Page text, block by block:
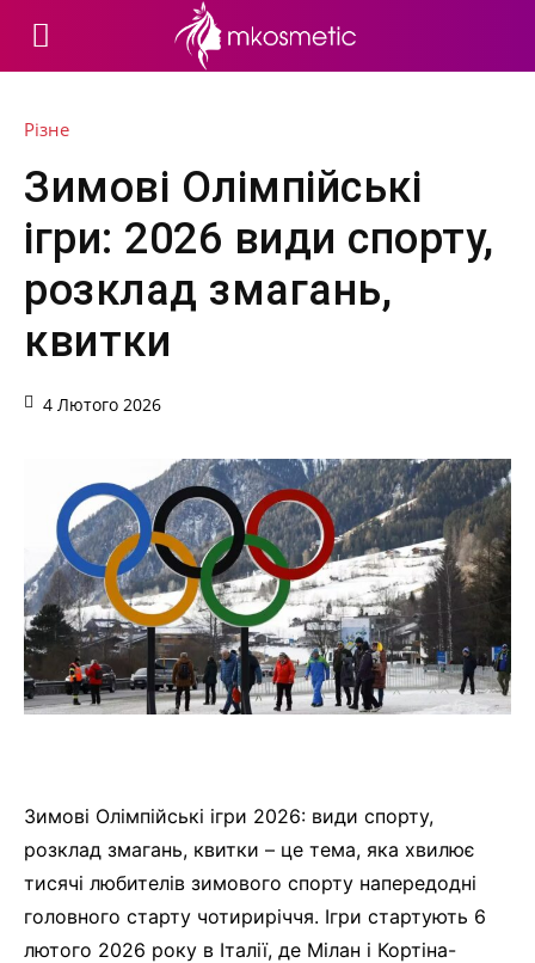
Різне
Зимові Олімпійські
ігри: 2026 види спорту,
розклад змагань,
квитки
4 Лютого 2026
Зимові Олімпійські ігри 2026: види спорту,
розклад змагань, квитки – це тема, яка хвилює
тисячі любителів зимового спорту напередодні
головного старту чотириріччя. Ігри стартують 6
лютого 2026 року в Італії, де Мілан і Кортіна-